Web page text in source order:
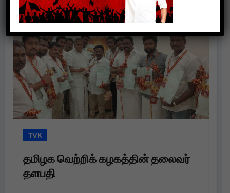
TVK
தமிழக வெற்றிக் கழகத்தின் தலைவர்
தளபதி